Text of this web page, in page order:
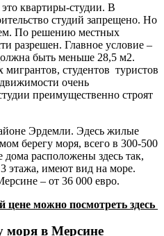
квартиры-студии. В
студий запрещено. Но
По решению местных
разрешен. Главное условие –
быть меньше 28,5 м2.
студентов туристов
очень
преимущественно строят
Эрдемли. Эдесь жилые
берегу моря, всего в 300-500
расположены здесь так,
этажа, имеют вид на море.
– от 36 000 евро.
можно посмотреть здесь
моря в Мерсине